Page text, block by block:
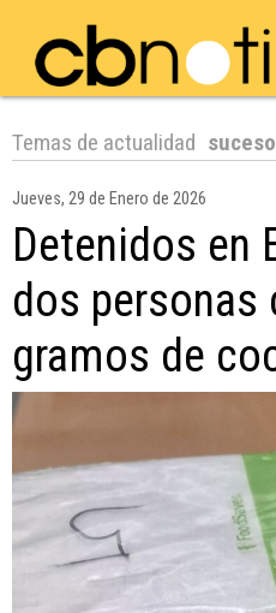
Temas de actualidad
Jueves, 29 de Enero de 2026
Detenidos en
dos personas
gramos de